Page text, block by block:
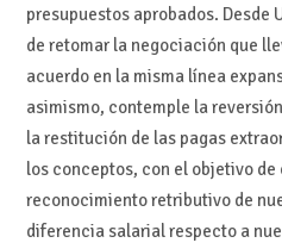
presupuestos aprobados. Desde
de retomar la negociación que
acuerdo en la misma línea
asimismo, contemple la
la restitución de las pagas
los conceptos, con el objetivo
reconocimiento retributivo de
diferencia salarial respecto a